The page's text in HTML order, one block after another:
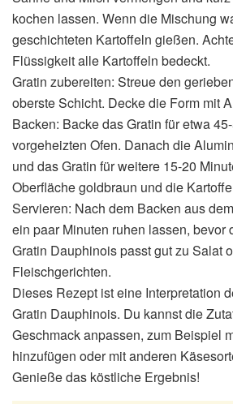
kochen lassen. Wenn die Mischung
geschichteten Kartoffeln gießen.
Flüssigkeit alle Kartoffeln bedeckt.
Gratin zubereiten: Streue den
oberste Schicht. Decke die Form mit
Backen: Backe das Gratin für etwa
vorgeheizten Ofen. Danach die
und das Gratin für weitere 15-20
Oberfläche goldbraun und die
Servieren: Nach dem Backen aus
ein paar Minuten ruhen lassen, bevor
Gratin Dauphinois passt gut zu Salat
Fleischgerichten.
Dieses Rezept ist eine Interpretation
Gratin Dauphinois. Du kannst die
Geschmack anpassen, zum Beispiel
hinzufügen oder mit anderen
Genieße das köstliche Ergebnis!